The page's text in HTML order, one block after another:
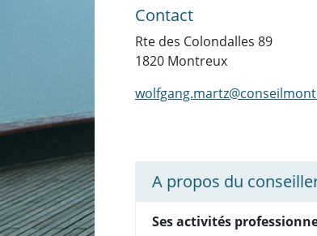
Contact
Rte des Colondalles 89
1820 Montreux
A propos du
Ses activités